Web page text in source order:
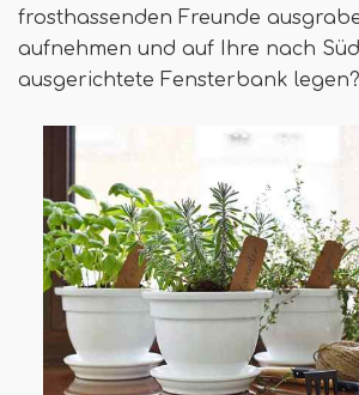
frosthassenden Freunde
aufnehmen und auf Ihre nach
ausgerichtete Fensterbank legen?